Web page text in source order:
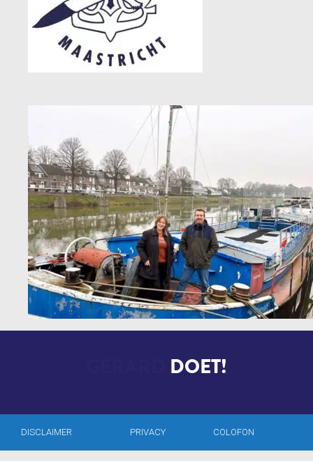
DOET!
DISCLAIMER PRIVACY COLOFON